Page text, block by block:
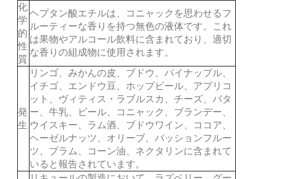
化
学
的
性
質
ヘプタン酸エチルは、コニャックを思わせるフ
ルーティーな香りを持つ無色の液体です。これ
は果物やアルコール飲料に含まれており、適切
な香りの組成物に使用されます。
発
生
リンゴ、みかんの皮、ブドウ、パイナップル、
イチゴ、エンドウ豆、ホップビール、アプリコ
ット、ヴィティス・ラブルスカ、チーズ、バタ
ー、牛乳、ビール、コニャック、ブランデー、
ウイスキー、ラム酒、ブドウワイン、ココア、
ヘーゼルナッツ、オリーブ、パッションフルー
ツ、プラム、コーン油、ネクタリンに含まれて
いると報告されています。